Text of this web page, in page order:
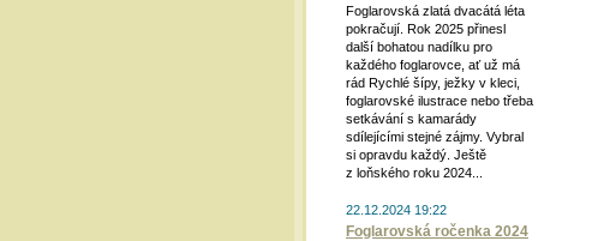
Foglarovská zlatá dvacátá léta
pokračují. Rok 2025 přinesl
další bohatou nadílku pro
každého foglarovce, ať už má
rád Rychlé šípy, ježky v kleci,
foglarovské ilustrace nebo třeba
setkávání s kamarády
sdílejícími stejné zájmy. Vybral
si opravdu každý. Ještě
z loňského roku 2024...
22.12.2024 19:22
Foglarovská ročenka 2024